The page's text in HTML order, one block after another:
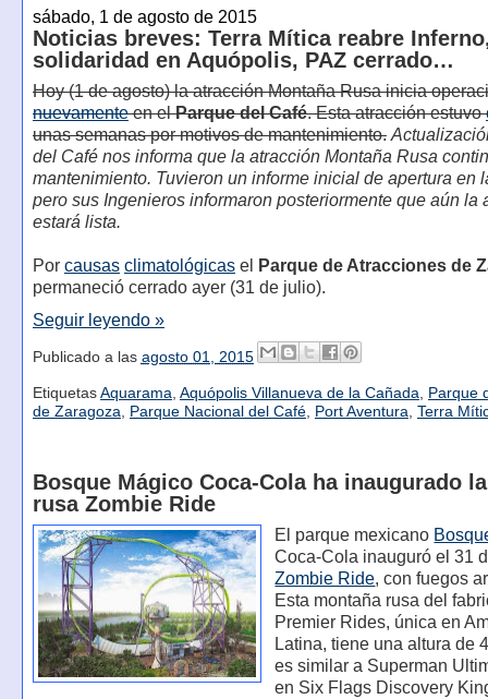
sábado, 1 de agosto de 2015
Noticias breves: Terra Mítica reabre
solidaridad en Aquópolis, PAZ cerrado…
Hoy (1 de agosto) la atracción Montaña Rusa inicia
nuevamenteen elParque del Café. Esta atracción estuvo
unas semanas por motivos de mantenimiento.
del Café nos informa que la atracción Montaña Rusa
mantenimiento. Tuvieron un informe inicial de apertura en
pero sus Ingenieros informaron posteriormente que aún la
estará lista.
Por causas climatológicasel
Parque de Atracciones de
permaneció cerrado ayer (31 de julio).
Seguir leyendo »
Publicado a las agosto 01, 2015
Etiquetas Aquarama, Aquópolis Villanueva de la Cañada, Parque
de Zaragoza, Parque Nacional del Café, Port Aventura, Terra
Bosque Mágico Coca-Cola ha inaugurado
rusa Zombie Ride
El parque mexicano
Coca-Cola inauguró el 31
Zombie Ride, con fuegos
Esta montaña rusa del
Premier Rides, única en
Latina, tiene una altura de
es similar a Superman
en Six Flags Discovery